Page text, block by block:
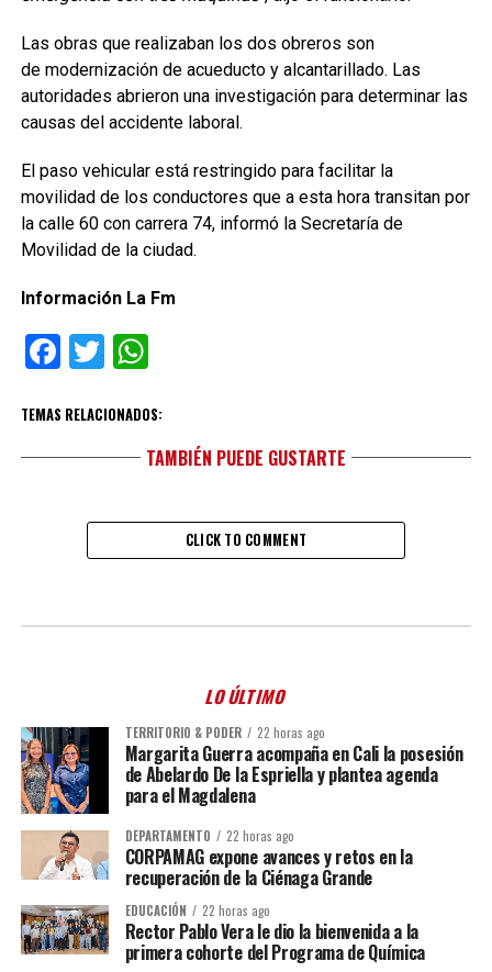
Las obras que realizaban los dos obreros son
de modernización de acueducto y alcantarillado. Las
autoridades abrieron una investigación para determinar las
causas del accidente laboral.
El paso vehicular está restringido para facilitar la
movilidad de los conductores que a esta hora transitan por
la calle 60 con carrera 74, informó la Secretaría de
Movilidad de la ciudad.
Información La Fm
Facebook
TwitterWhatsApp
TEMAS RELACIONADOS:
TAMBIÉN PUEDE GUSTARTE
CLICK TO COMMENT
LO ÚLTIMO
TERRITORIO & PODER 22 horas ago
Margarita Guerra acompaña en Cali la posesión
de Abelardo De la Espriella y plantea agenda
para el Magdalena
DEPARTAMENTO 22 horas ago
CORPAMAG expone avances y retos en la
recuperación de la Ciénaga Grande
EDUCACIÓN 22 horas ago
Rector Pablo Vera le dio la bienvenida a la
primera cohorte del Programa de Química